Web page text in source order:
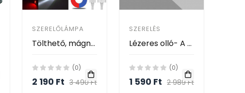
SZERELŐLÁMPA
Tölthető, mágneses led kemping lámpa, szerelőlámpa
(0)
2 190 Ft 3 490 Ft
SZERELÉS
Lézeres olló- A Precíz vágásért!
(0)
1 590 Ft 2 989 Ft